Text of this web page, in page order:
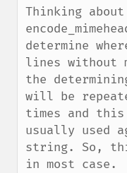
Thinking
determine
lines without
the
will be
times and
usually used
string. So,
in most case.